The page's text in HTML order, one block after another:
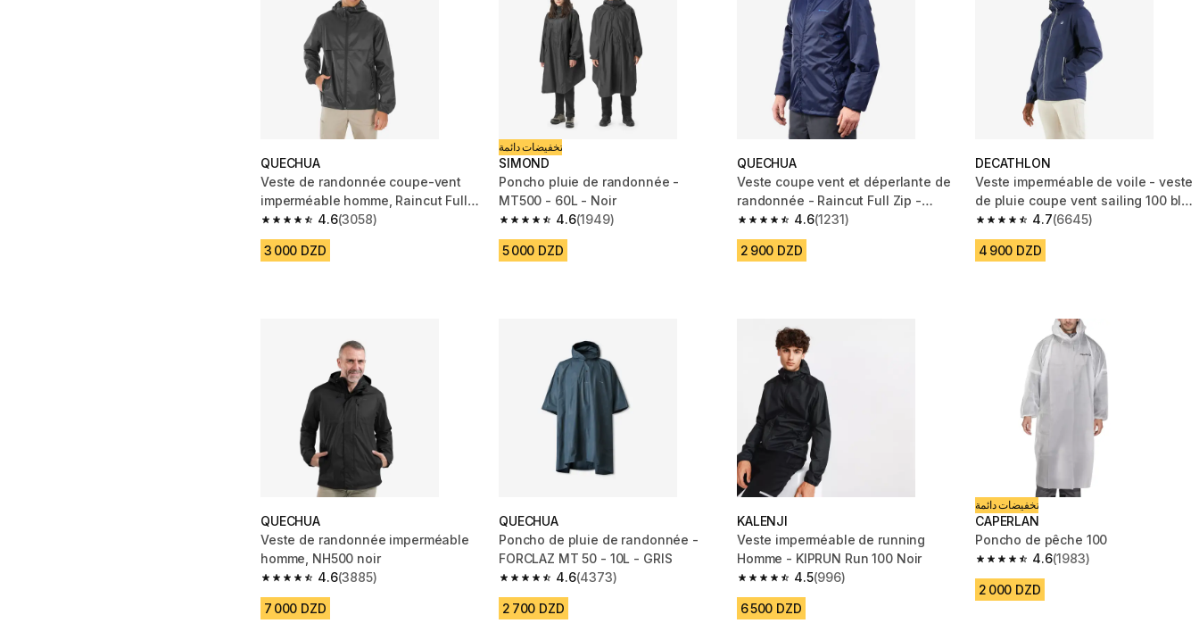
QUECHUA
Veste de randonnée coupe-vent
imperméable homme, Raincut Full
Zip noir
4.6
4.6 out of 5 stars from 3058 reviews
(3058)
3 000 DZD
تخفيضات دائمة
SIMOND
Poncho pluie de randonnée -
MT500 - 60L - Noir
4.6
4.6 out of 5 stars from 1949 reviews
(1949)
5 000 DZD
QUECHUA
Veste coupe vent et déperlante de
randonnée - Raincut Full Zip -
Homme
4.6
4.6 out of 5 stars from 1231 reviews
(1231)
2 900 DZD
DECATHLON
Veste imperméable de voile - veste
de pluie coupe vent sailing 100 bleu
marine
4.7
4.7 out of 5 stars from 6645 reviews
(6645)
4 900 DZD
QUECHUA
Veste de randonnée imperméable
homme, NH500 noir
4.6
4.6 out of 5 stars from 3885 reviews
(3885)
7 000 DZD
QUECHUA
Poncho de pluie de randonnée -
FORCLAZ MT 50 - 10L - GRIS
4.6
4.6 out of 5 stars from 4373 reviews
(4373)
2 700 DZD
KALENJI
Veste imperméable de running
Homme - KIPRUN Run 100 Noir
4.5
4.5 out of 5 stars from 996 reviews
(996)
6 500 DZD
تخفيضات دائمة
CAPERLAN
Poncho de pêche 100
4.6
4.6 out of 5 stars from 1983 reviews
(1983)
2 000 DZD